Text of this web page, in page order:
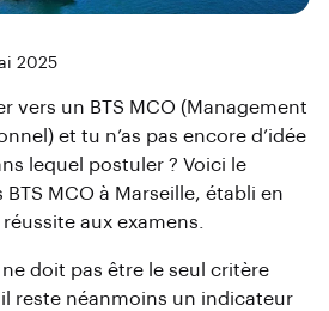
2025
vers un BTS MCO (Management
et tu n’as pas encore d’idée
lequel postuler ? Voici le
MCO à Marseille, établi en
aux examens.
doit pas être le seul critère
reste néanmoins un indicateur